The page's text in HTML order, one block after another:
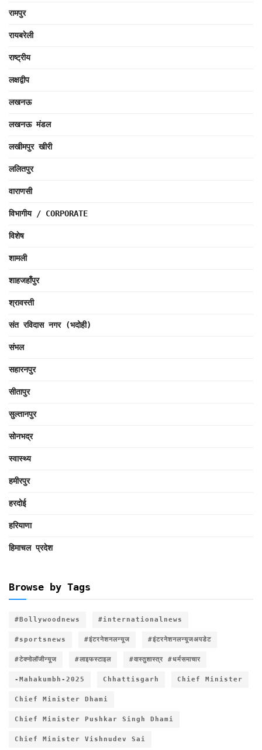
रामपुर
रायबरेली
राष्ट्रीय
लक्षद्वीप
लखनऊ
लखनऊ मंडल
लखीमपुर खीरी
ललितपुर
वाराणसी
विभागीय / CORPORATE
विशेष
शामली
शाहजहाँपुर
श्रावस्ती
संत रविदास नगर (भदोही)
संभल
सहारनपुर
सीतापुर
सुल्तानपुर
सोनभद्र
स्वास्थ्य
हमीरपुर
हरदोई
हरियाणा
हिमाचल प्रदेश
Browse by Tags
#Bollywoodnews #internationalnews
#sportsnews #इंटरनेशनलन्यूज #इंटरनेशनलन्यूजअपडेट
#टेक्नोलॉजीन्यूज #लाइफस्टाइल #वास्तुशास्त्र #धर्मसमाचार
-Mahakumbh-2025 Chhattisgarh Chief Minister
Chief Minister Dhami
Chief Minister Pushkar Singh Dhami
Chief Minister Vishnudev Sai